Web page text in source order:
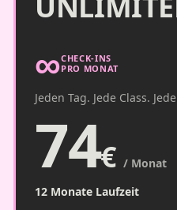
∞UNBEGRENZT VIELE
CHECK-INS
PRO MONAT
Jeden Tag. Jede Class.
74€ / Monat
12 Monate Laufzeit